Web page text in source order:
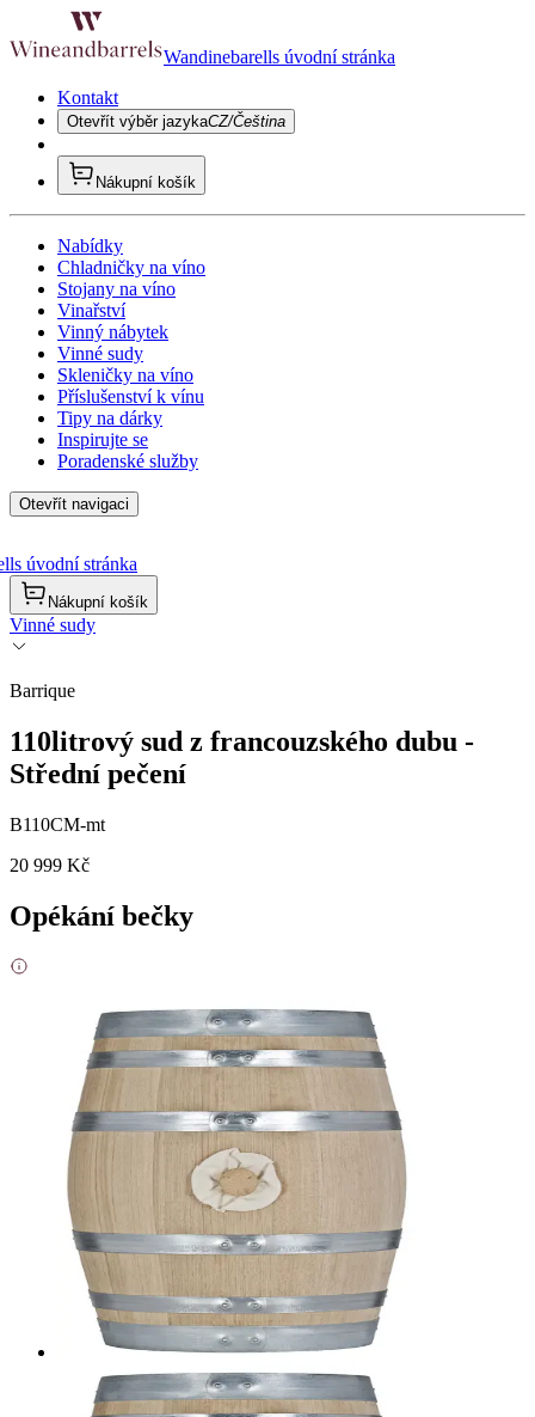
Wandinebarells úvodní stránka
Kontakt
Otevřít výběr jazykaCZ/Čeština
Nákupní košík
Nabídky
Chladničky na víno
Stojany na víno
Vinařství
Vinný nábytek
Vinné sudy
Skleničky na víno
Příslušenství k vínu
Tipy na dárky
Inspirujte se
Poradenské služby
Otevřít navigaci
úvodní stránka
Nákupní košík
Vinné sudy
Barrique
110litrový sud z francouzského dubu -
Střední pečení
B110CM-mt
20 999 Kč
Opékání bečky